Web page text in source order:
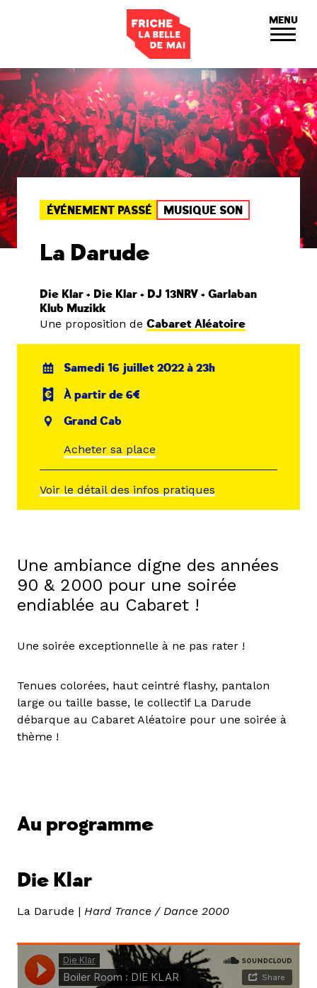
MENU
ÉVÉNEMENT PASSÉ MUSIQUE SON
La Darude
Die Klar + Die Klar + DJ 13NRV + Garlaban
Klub Muzikk
Une proposition de Cabaret Aléatoire
Samedi 16 juillet 2022 à 23h
À partir de 6€
Grand Cab
Acheter sa place
Voir le détail des infos pratiques
Une ambiance digne des années
90 & 2000 pour une soirée
endiablée au Cabaret !
Une soirée exceptionnelle à ne pas rater !
Tenues colorées, haut ceintré flashy, pantalon
large ou taille basse, le collectif La Darude
débarque au Cabaret Aléatoire pour une soirée à
thème !
Au programme
Die Klar
La Darude | Hard Trance / Dance 2000
Panneau de gestion des cookies